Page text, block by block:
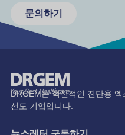
문의하기
DRGEM는 혁신적인 진단용
선도 기업입니다.